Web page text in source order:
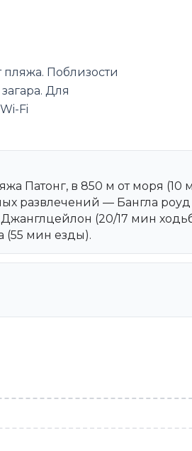
Поблизости
Для
Fi
Патонг, в 850 м от моря (10
развлечений — Бангла
Джанглцейлон (20/17 мин
(55 мин езды).